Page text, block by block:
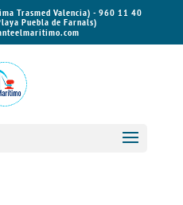
Trasmed Valencia) - 960 11 40
Puebla de Farnals)